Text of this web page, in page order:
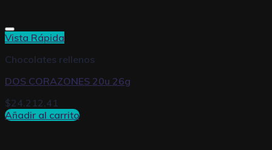
Vista Rápida
Chocolates rellenos
DOS CORAZONES 20u 26g
$24.212,41
Añadir al carrito